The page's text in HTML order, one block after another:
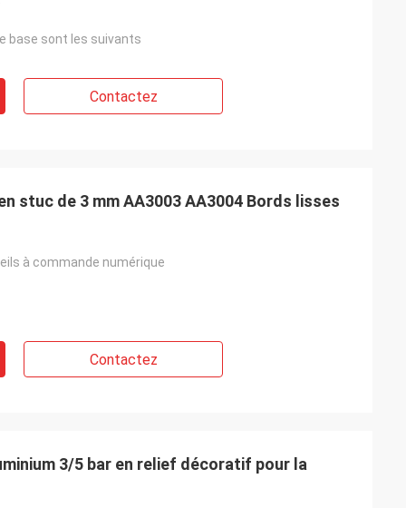
base sont les suivants
Contactez
stuc de 3 mm AA3003 AA3004 Bords lisses
à commande numérique
Contactez
3/5 bar en relief décoratif pour la